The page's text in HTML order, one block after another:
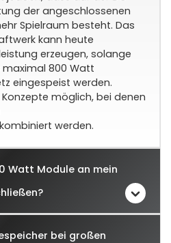
der angeschlossenen
Spielraum besteht. Das
kann heute
erzeugen, solange
800 Watt
eingespeist werden.
möglich, bei denen
werden.
Watt Module an mein
bei großen